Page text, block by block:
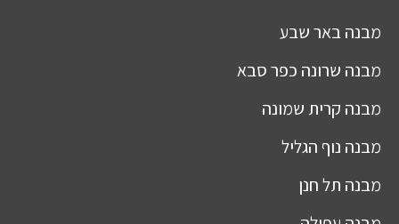
מבנהבאר שבע
מבנה שרונה כפר סבא
מבנה קרית שמונה
מבנה נוף הגליל
מבנה תל חנן